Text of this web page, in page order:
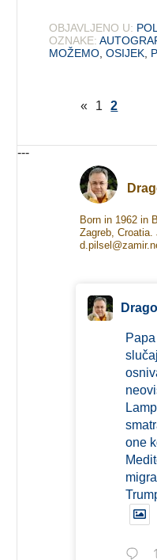
OBJAVLJENO U:
OZNAKE:
MOŽEMO ,OSIJEK
« 1 2
---
Born in 1962 in
Zagreb, Croatia.
one